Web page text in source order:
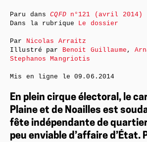
En plein cirque électoral, le
Plaine et de Noailles est
fête indépendante de
peu enviable d’affaire d’État.
Paru dansCQFDn°121 (avril 2014)
Dans la rubrique Le dossier
Par Nicolas Arraitz
Illustré par Benoit Guillaume ,
Stephanos Mangriotis
Mis en ligne le09.06.2014